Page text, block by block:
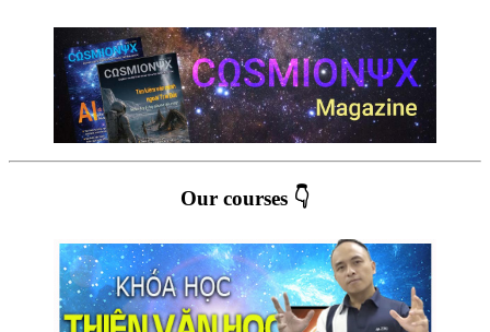
Our courses 👇